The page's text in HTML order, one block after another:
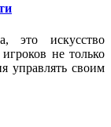
искусство
не только
управлять своим